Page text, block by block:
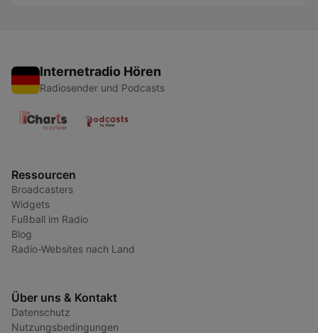
Internetradio Hören
Radiosender und Podcasts
Ressourcen
Broadcasters
Widgets
Fußball im Radio
Blog
Radio-Websites nach Land
Über uns & Kontakt
Datenschutz
Nutzungsbedingungen